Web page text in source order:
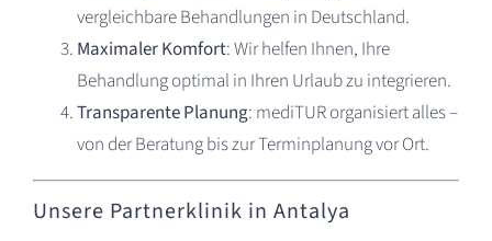
vergleichbare Behandlungen in Deutschland.
Maximaler Komfort: Wir helfen Ihnen, Ihre
Behandlung optimal in Ihren Urlaub zu integrieren.
Transparente Planung: mediTUR organisiert alles –
von der Beratung bis zur Terminplanung vor Ort.
Unsere Partnerklinik in Antalya